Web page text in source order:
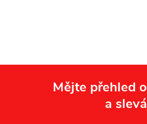
Mějte přehled
a